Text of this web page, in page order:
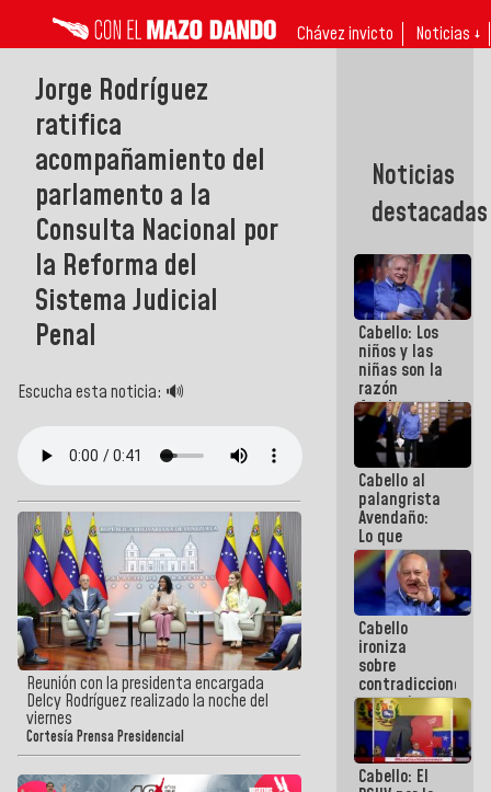
Chávez invicto Noticias ↓
Jorge Rodríguez
ratifica
acompañamiento del
parlamento a la
Consulta Nacional por
la Reforma del
Sistema Judicial
Penal
Escucha esta noticia: 🔊
Reunión con la presidenta encargada
Delcy Rodríguez realizado la noche del
viernes
Cortesía Prensa Presidencial
Noticias
destacadas
Cabello: Los
niños y las
niñas son la
razón
fundamental
de todo lo
que
estamos
haciendo
Cabello al
palangrista
Avendaño:
Lo que
vayas a
escribir
hazlo hoy
por que no
sabemos si
la semana
que viene
hay
programa
Cabello
ironiza
sobre
contradicciones
y mentiras
de María
Machado:
¡Créanle!
Cabello: El